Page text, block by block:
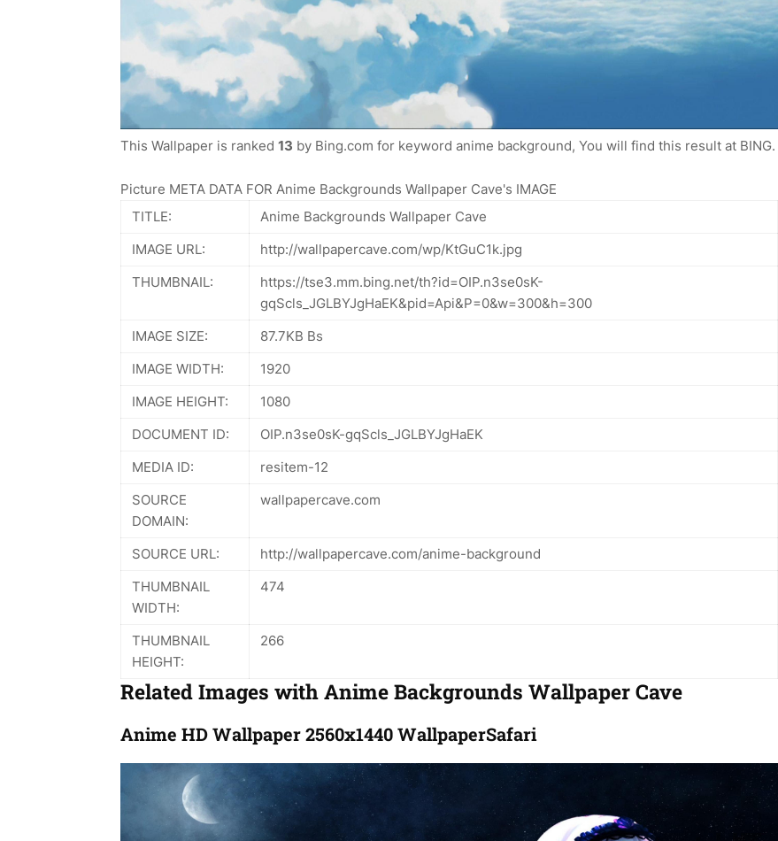
This Wallpaper is ranked 13 by Bing.com for keyword anime background, You will find this result at BING.
Picture META DATA FOR Anime Backgrounds Wallpaper Cave's IMAGE
TITLE:
Anime Backgrounds Wallpaper Cave
IMAGE URL:
http://wallpapercave.com/wp/KtGuC1k.jpg
THUMBNAIL:
https://tse3.mm.bing.net/th?id=OIP.n3se0sK-
gqScls_JGLBYJgHaEK&pid=Api&P=0&w=300&h=300
IMAGE SIZE:
87.7KB Bs
IMAGE WIDTH:
1920
IMAGE HEIGHT:
1080
DOCUMENT ID:
OIP.n3se0sK-gqScls_JGLBYJgHaEK
MEDIA ID:
resitem-12
SOURCE
DOMAIN:
wallpapercave.com
SOURCE URL:
http://wallpapercave.com/anime-background
THUMBNAIL
WIDTH:
474
THUMBNAIL
HEIGHT:
266
Related Images with Anime Backgrounds Wallpaper Cave
Anime HD Wallpaper 2560x1440 WallpaperSafari